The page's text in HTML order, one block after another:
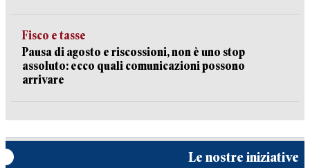
Fisco e tasse
Pausa di agosto e riscossioni, non è uno stop
assoluto: ecco quali comunicazioni possono
arrivare
Le nostre iniziative